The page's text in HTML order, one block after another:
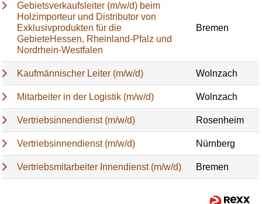
Gebietsverkaufsleiter (m/w/d) beim
Holzimporteur und Distributor von
Exklusivprodukten für die
GebieteHessen, Rheinland-Pfalz und
Nordrhein-Westfalen
Bremen
Kaufmännischer Leiter (m/w/d) Wolnzach
Mitarbeiter in der Logistik (m/w/d) Wolnzach
Vertriebsinnendienst (m/w/d) Rosenheim
Vertriebsinnendienst (m/w/d) Nürnberg
Vertriebsmitarbeiter Innendienst (m/w/d) Bremen